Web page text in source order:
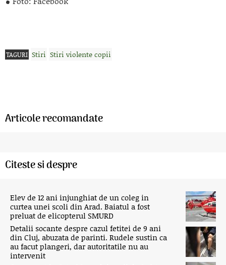
TAGURI Stiri Stiri violente copii
Articole recomandate
Citeste si despre
Elev de 12 ani injunghiat de un coleg in
curtea unei scoli din Arad. Baiatul a fost
preluat de elicopterul SMURD
Detalii socante despre cazul fetitei de 9 ani
din Cluj, abuzata de parinti. Rudele sustin ca
au facut plangeri, dar autoritatile nu au
intervenit